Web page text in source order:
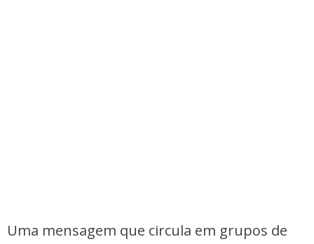
Uma mensagem que circula em grupos de